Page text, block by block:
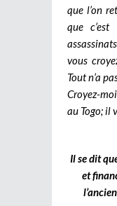
que l’on
que c’est
vous
Tout n’a
Croyez-
au Togo; il
Il se dit
et